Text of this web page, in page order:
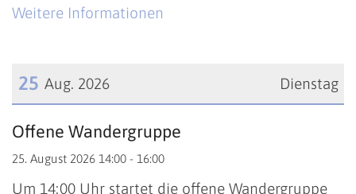
Weitere Informationen
Dienstag
25 Aug. 2026
Datum: 25. August 2026
Offene Wandergruppe
25. August 2026 14:00 - 16:00
Um 14:00 Uhr startet die offene Wandergruppe